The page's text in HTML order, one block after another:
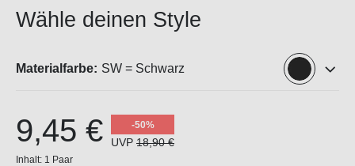
Wähle deinen Style
Materialfarbe: SW = Schwarz
9,45 € -50%
UVP 18,90 €
Inhalt: 1 Paar